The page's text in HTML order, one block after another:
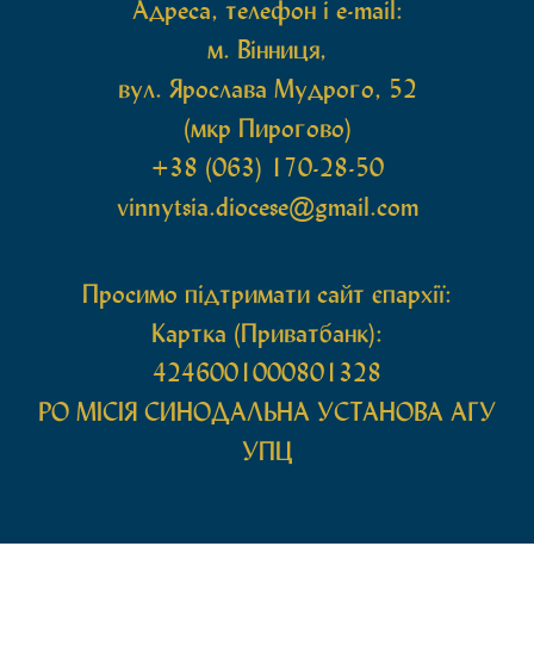
Адреса, телефон і e-mail:
м. Вінниця,
вул. Ярослава Мудрого, 52
(мкр Пирогово)
+38 (063) 170-28-50
vinnytsia.diocese@gmail.com
Просимо підтримати сайт єпархії:
Картка (Приватбанк):
4246001000801328
РО МIСIЯ СИНОДАЛЬНА УСТАНОВА АГУ
УПЦ